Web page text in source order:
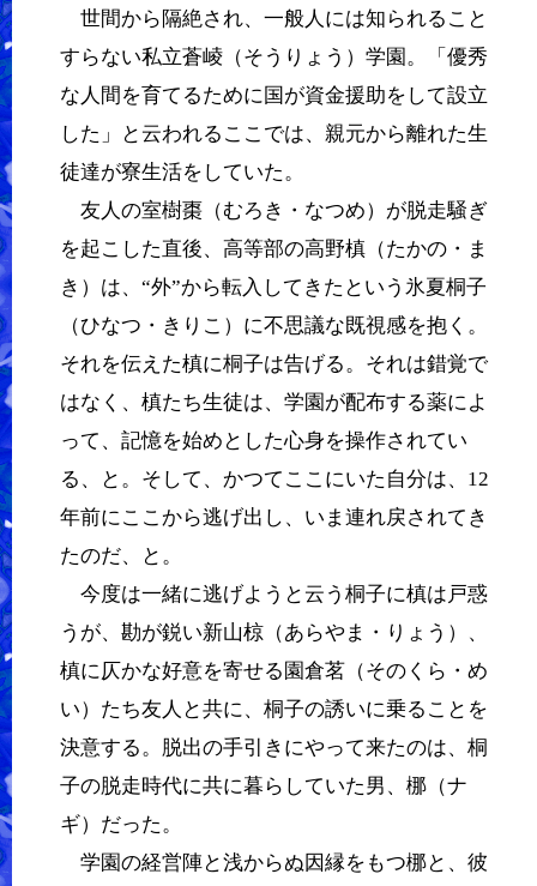
世間から隔絶され、一般人には知られること
すらない私立蒼崚（そうりょう）学園。「優秀
な人間を育てるために国が資金援助をして設立
した」と云われるここでは、親元から離れた生
徒達が寮生活をしていた。
友人の室樹棗（むろき・なつめ）が脱走騒ぎ
を起こした直後、高等部の高野槙（たかの・ま
き）は、“外”から転入してきたという氷夏桐子
（ひなつ・きりこ）に不思議な既視感を抱く。
それを伝えた槙に桐子は告げる。それは錯覚で
はなく、槙たち生徒は、学園が配布する薬によ
って、記憶を始めとした心身を操作されてい
る、と。そして、かつてここにいた自分は、12
年前にここから逃げ出し、いま連れ戻されてき
たのだ、と。
今度は一緒に逃げようと云う桐子に槙は戸惑
うが、勘が鋭い新山椋（あらやま・りょう）、
槙に仄かな好意を寄せる園倉茗（そのくら・め
い）たち友人と共に、桐子の誘いに乗ることを
決意する。脱出の手引きにやって来たのは、桐
子の脱走時代に共に暮らしていた男、梛（ナ
ギ）だった。
学園の経営陣と浅からぬ因縁をもつ梛と、彼